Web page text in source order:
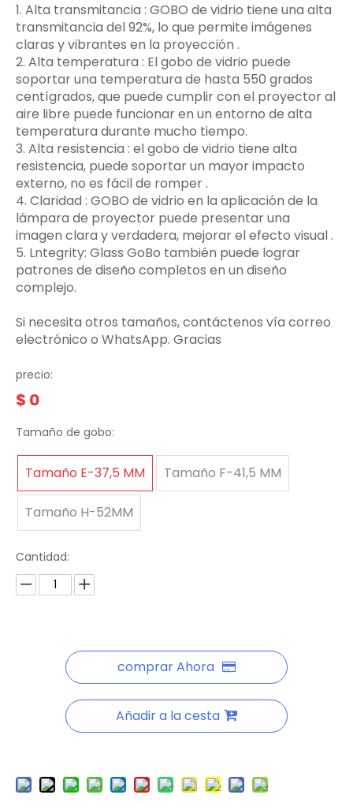
‌1. Alta transmitancia ‌: GOBO de vidrio tiene una alta
transmitancia del 92%, lo que permite imágenes
claras y vibrantes en la proyección ‌.
2. Alta temperatura ‌: El gobo de vidrio puede
soportar una temperatura de hasta 550 grados
centígrados, que puede cumplir con el proyector al
aire libre puede funcionar en un entorno de alta
temperatura durante mucho tiempo.
3.‌ Alta resistencia ‌: el gobo de vidrio tiene alta
resistencia, puede soportar un mayor impacto
externo, no es fácil de romper ‌.
4. Claridad ‌: GOBO de vidrio en la aplicación de la
lámpara de proyector puede presentar una
imagen clara y verdadera, mejorar el efecto visual ‌.
5. Lntegrity: Glass GoBo también puede lograr
patrones de diseño completos en un diseño
complejo.
Si necesita otros tamaños, contáctenos vía correo
electrónico o WhatsApp. Gracias
precio:
$ 0
Tamaño de gobo:
Tamaño E-37,5 MM Tamaño F-41,5 MM
Tamaño H-52MM
Cantidad:
comprar Ahora
Añadir a la cesta